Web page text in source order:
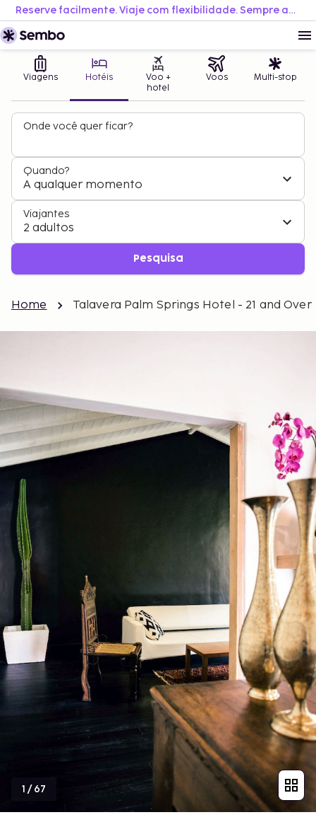
Reserve facilmente. Viaje com flexibilidade. Sempre ao melhor preço.
Viagens Hotéis
Voo +
hotel
Voos Multi-stop
Onde você quer ficar?
Quando?
A qualquer momento
Viajantes
2 adultos
Pesquisa
Home Talavera Palm Springs Hotel - 21 and Over
1 /67